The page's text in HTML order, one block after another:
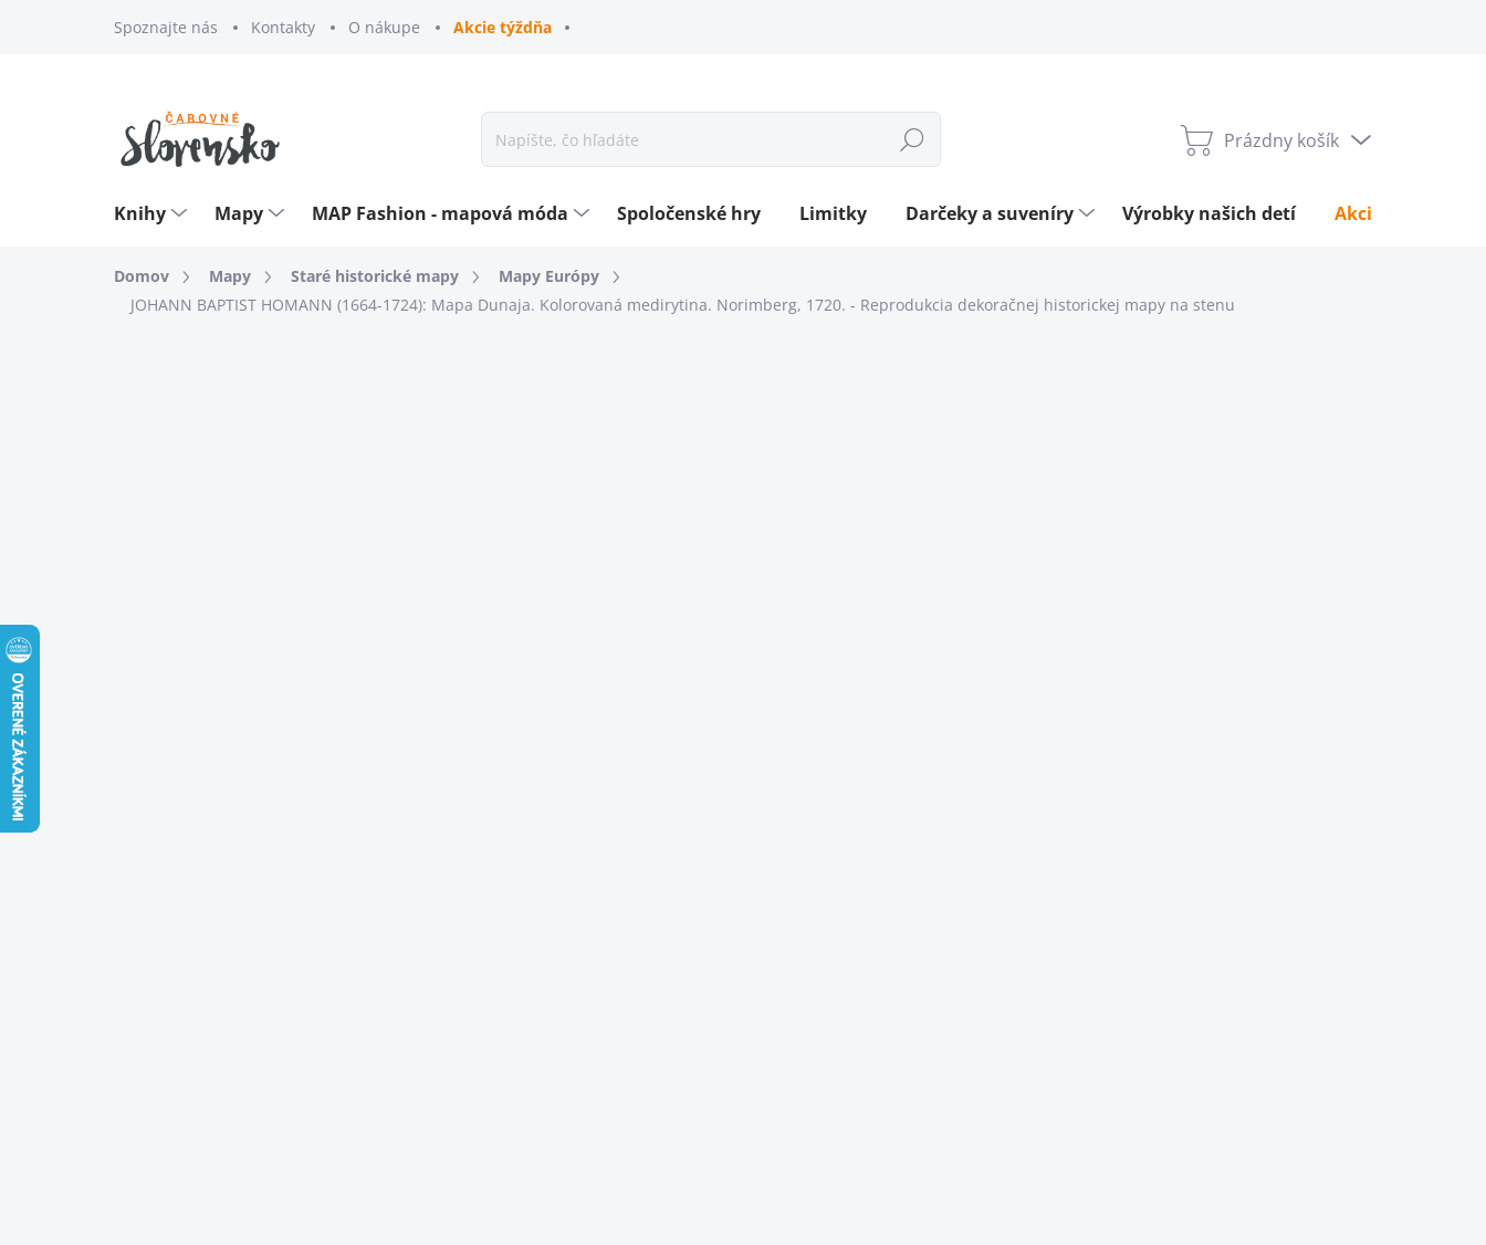
Spoznajte nás Kontakty O nákupe Akcie týždňa
Hľadať Nákupný
Prázdny košík
Knihy Mapy MAP Fashion - mapová móda Spoločenské hry Limitky Darčeky a suveníry Výrobky našich detí Akcie týždňa
Domov Mapy Staré historické mapy
Mapy Európy
JOHANN BAPTIST HOMANN (1664-1724): Mapa Dunaja. Kolorovaná medirytina. Norimberg, 1720. - Reprodukcia dekoračnej historickej mapy na stenu